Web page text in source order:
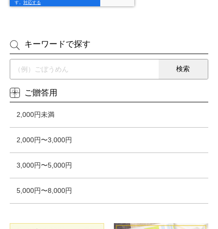
キーワードで探す
ご贈答用
2,000円未満
2,000円〜3,000円
3,000円〜5,000円
5,000円〜8,000円